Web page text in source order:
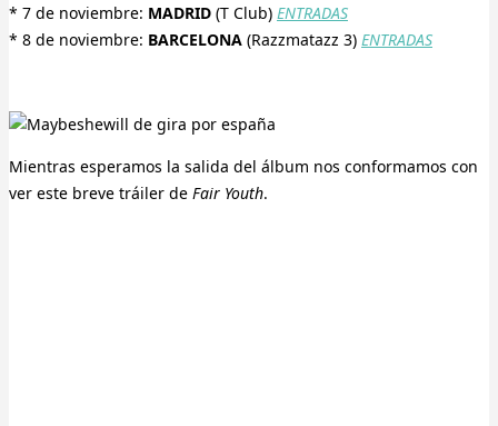
* 7 de noviembre: MADRID (T Club) ENTRADAS
* 8 de noviembre: BARCELONA (Razzmatazz 3) ENTRADAS
Mientras esperamos la salida del álbum nos conformamos con
ver este breve tráiler de Fair Youth.